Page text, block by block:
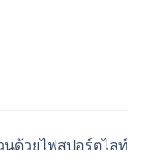
นด้วยไฟสปอร์ตไลท์